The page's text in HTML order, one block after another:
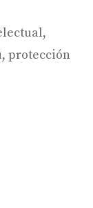
,
, protección